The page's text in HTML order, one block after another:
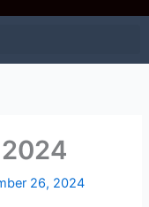
2024
26, 2024